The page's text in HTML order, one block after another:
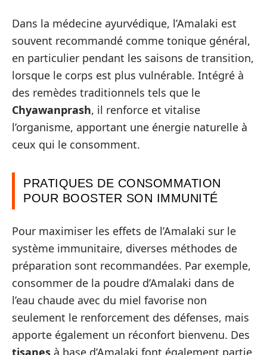
Dans la médecine ayurvédique, l’Amalaki est
souvent recommandé comme tonique général,
en particulier pendant les saisons de transition,
lorsque le corps est plus vulnérable. Intégré à
des remèdes traditionnels tels que le
Chyawanprash, il renforce et vitalise
l’organisme, apportant une énergie naturelle à
ceux qui le consomment.
PRATIQUES DE CONSOMMATION
POUR BOOSTER SON IMMUNITÉ
Pour maximiser les effets de l’Amalaki sur le
système immunitaire, diverses méthodes de
préparation sont recommandées. Par exemple,
consommer de la poudre d’Amalaki dans de
l’eau chaude avec du miel favorise non
seulement le renforcement des défenses, mais
apporte également un réconfort bienvenu. Des
tisanes à base d’Amalaki font également partie